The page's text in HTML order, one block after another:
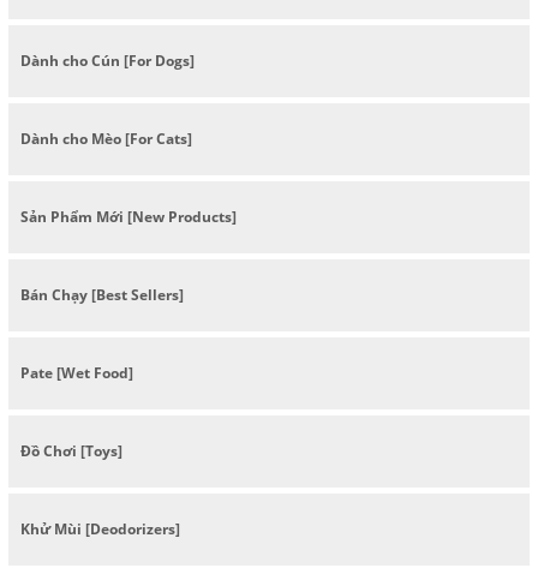
Dành cho Cún [For Dogs]
Dành cho Mèo [For Cats]
Sản Phẩm Mới [New Products]
Bán Chạy [Best Sellers]
Pate [Wet Food]
Đồ Chơi [Toys]
Khử Mùi [Deodorizers]